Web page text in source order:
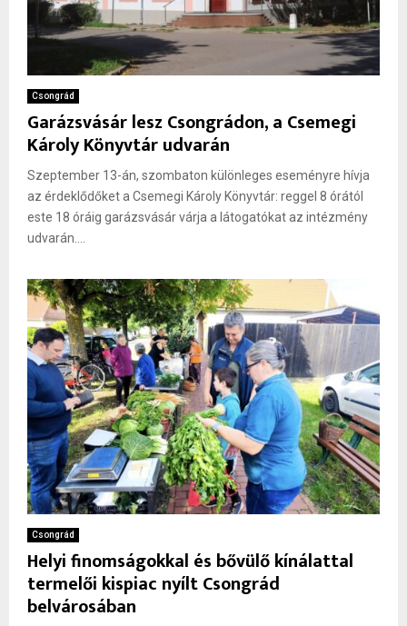
Csongrád
Garázsvásár lesz Csongrádon, a Csemegi
Károly Könyvtár udvarán
Szeptember 13-án, szombaton különleges eseményre hívja
az érdeklődőket a Csemegi Károly Könyvtár: reggel 8 órától
este 18 óráig garázsvásár várja a látogatókat az intézmény
udvarán....
Csongrád
Helyi finomságokkal és bővülő kínálattal
termelői kispiac nyílt Csongrád
belvárosában